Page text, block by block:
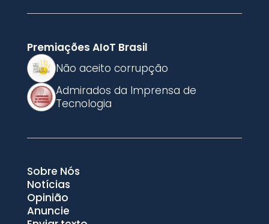
Premiações AIoT Brasil
Não aceito corrupção
Admirados da Imprensa de
Tecnologia
Sobre Nós
Notícias
Opinião
Anuncie